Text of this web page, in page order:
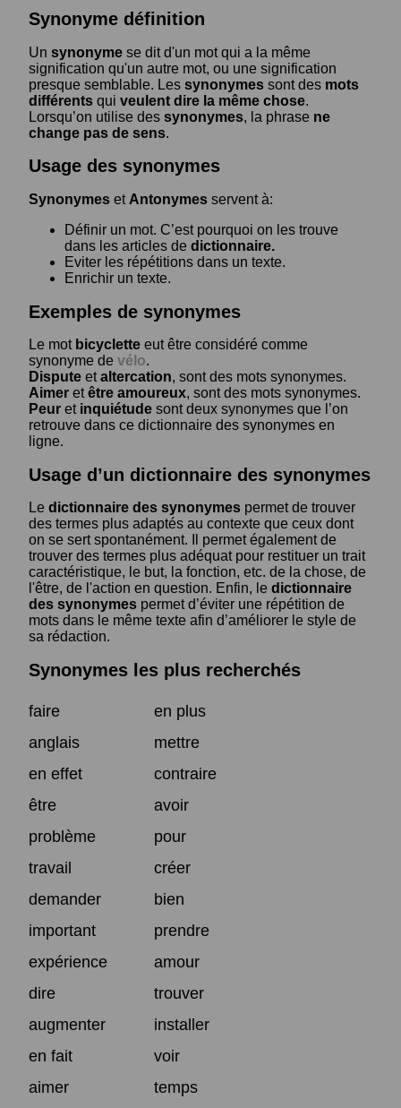
Synonyme définition
Un synonyme se dit d'un mot qui a la même
signification qu'un autre mot, ou une signification
presque semblable. Les synonymes sont des mots
différents qui veulent dire la même chose.
Lorsqu’on utilise des synonymes, la phrase ne
change pas de sens.
Usage des synonymes
Synonymes et Antonymes servent à:
Définir un mot. C’est pourquoi on les trouve
dans les articles de dictionnaire.
Eviter les répétitions dans un texte.
Enrichir un texte.
Exemples de synonymes
Le mot bicyclette eut être considéré comme
synonyme de vélo.
Dispute etaltercation, sont des mots synonymes.
Aimer etêtre amoureux, sont des mots synonymes.
Peur et inquiétude sont deux synonymes que l’on
retrouve dans ce dictionnaire des synonymes en
ligne.
Usage d’un dictionnaire des synonymes
Le dictionnaire des synonymes permet de trouver
des termes plus adaptés au contexte que ceux dont
on se sert spontanément. Il permet également de
trouver des termes plus adéquat pour restituer un trait
caractéristique, le but, la fonction, etc. de la chose, de
l'être, de l'action en question. Enfin, le dictionnaire
des synonymes permet d’éviter une répétition de
mots dans le même texte afin d’améliorer le style de
sa rédaction.
Synonymes les plus recherchés
faire
en plus
anglais
mettre
en effet
contraire
être
avoir
problème
pour
travail
créer
demander
bien
important
prendre
expérience
amour
dire
trouver
augmenter
installer
en fait
voir
aimer
temps